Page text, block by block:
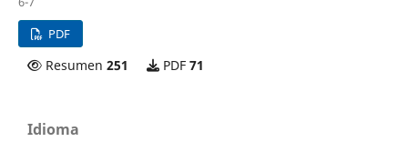
PDF
Resumen 251 PDF 71
Idioma